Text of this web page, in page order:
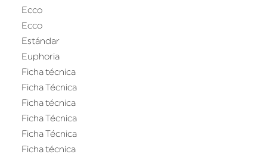
Ecco
Ecco
Estándar
Euphoria
Ficha técnica
Ficha Técnica
Ficha técnica
Ficha Técnica
Ficha Técnica
Ficha técnica